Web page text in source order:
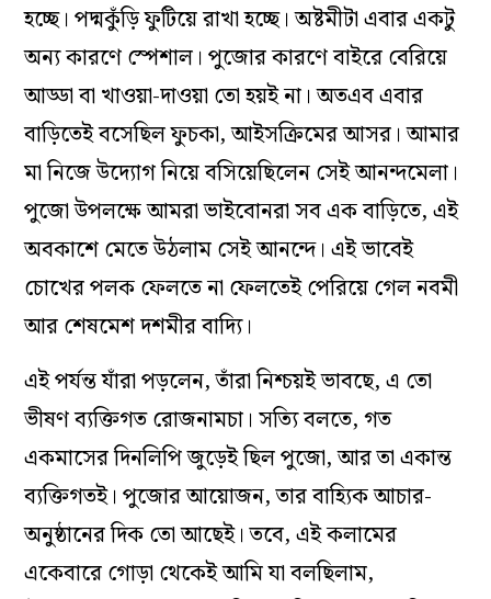
হচ্ছে। পদ্মকুঁড়ি ফুটিয়ে রাখা হচ্ছে। অষ্টমীটা এবার একটু
অন্য কারণে স্পেশাল। পুজোর কারণে বাইরে বেরিয়ে
আড্ডা বা খাওয়া-দাওয়া তো হয়ই না। অতএব এবার
বাড়িতেই বসেছিল ফুচকা, আইসক্রিমের আসর। আমার
মা নিজে উদ্যোগ নিয়ে বসিয়েছিলেন সেই আনন্দমেলা।
পুজো উপলক্ষে আমরা ভাইবোনরা সব এক বাড়িতে, এই
অবকাশে মেতে উঠলাম সেই আনন্দে। এই ভাবেই
চোখের পলক ফেলতে না ফেলতেই পেরিয়ে গেল নবমী
আর শেষমেশ দশমীর বাদ্যি।
এই পর্যন্ত যাঁরা পড়লেন, তাঁরা নিশ্চয়ই ভাবছে, এ তো
ভীষণ ব্যক্তিগত রোজনামচা। সত্যি বলতে, গত
একমাসের দিনলিপি জুড়েই ছিল পুজো, আর তা একান্ত
ব্যক্তিগতই। পুজোর আয়োজন, তার বাহ্যিক আচার-
অনুষ্ঠানের দিক তো আছেই। তবে, এই কলামের
একেবারে গোড়া থেকেই আমি যা বলছিলাম,